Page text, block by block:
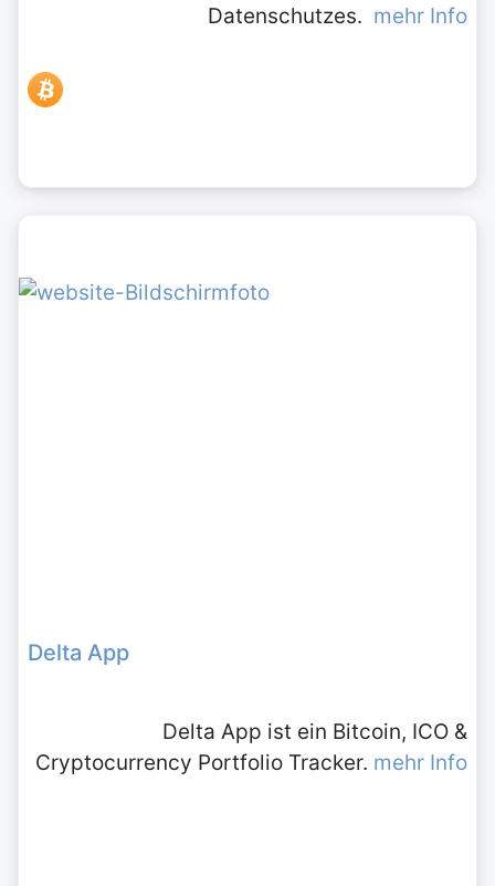
Datenschutzes. mehr Info
Delta App
Delta App ist ein Bitcoin, ICO &
Cryptocurrency Portfolio Tracker. mehr Info